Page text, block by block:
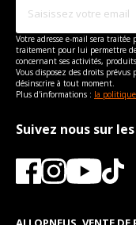
Votre adresse e-mail sera
traitement pour lui permettre
concernant ses activités,
Vous disposez des droits
désinscrire à tout moment.
Plus d'informations : la
Suivez nous sur